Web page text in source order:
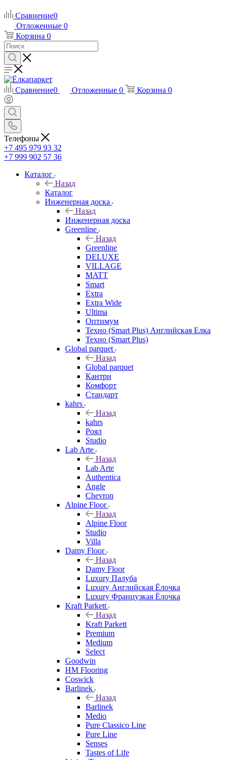
Сравнение0
Отложенные 0
Корзина 0
Сравнение0 Отложенные 0 Корзина 0
Телефоны
+7 495 979 93 32
+7 999 902 57 36
Каталог
Назад
Каталог
Инженерная доска
Назад
Инженерная доска
Greenline
Назад
Greenline
DELUXE
VILLAGE
MATT
Smart
Extra
Extra Wide
Ultima
Оптимум
Техно (Smart Plus) Английская Елка
Техно (Smart Plus)
Global parquet
Назад
Global parquet
Кантри
Комфорт
Стандарт
kahrs
Назад
kahrs
Роял
Studio
Lab Arte
Назад
Lab Arte
Authentica
Angle
Chevron
Alpine Floor
Назад
Alpine Floor
Studio
Villa
Damy Floor
Назад
Damy Floor
Luxury Палуба
Luxury Английская Ёлочка
Luxury Французкая Ёлочка
Kraft Parkett
Назад
Kraft Parkett
Premium
Medium
Select
Goodwin
HM Flooring
Coswick
Barlinek
Назад
Barlinek
Medio
Pure Classico Line
Pure Line
Senses
Tastes of Life